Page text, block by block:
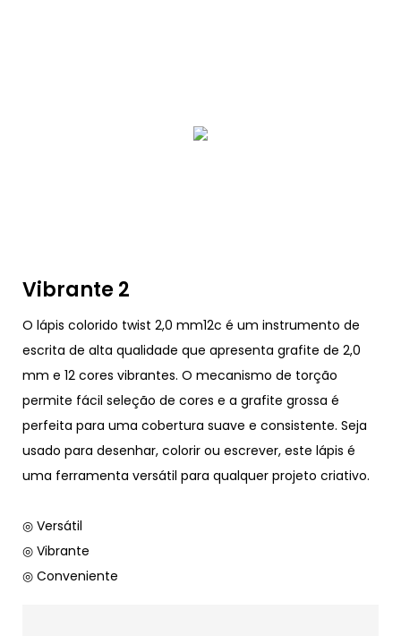
Vibrante 2
O lápis colorido twist 2,0 mm12c é um instrumento de
escrita de alta qualidade que apresenta grafite de 2,0
mm e 12 cores vibrantes. O mecanismo de torção
permite fácil seleção de cores e a grafite grossa é
perfeita para uma cobertura suave e consistente. Seja
usado para desenhar, colorir ou escrever, este lápis é
uma ferramenta versátil para qualquer projeto criativo.
◎ Versátil
◎ Vibrante
◎ Conveniente